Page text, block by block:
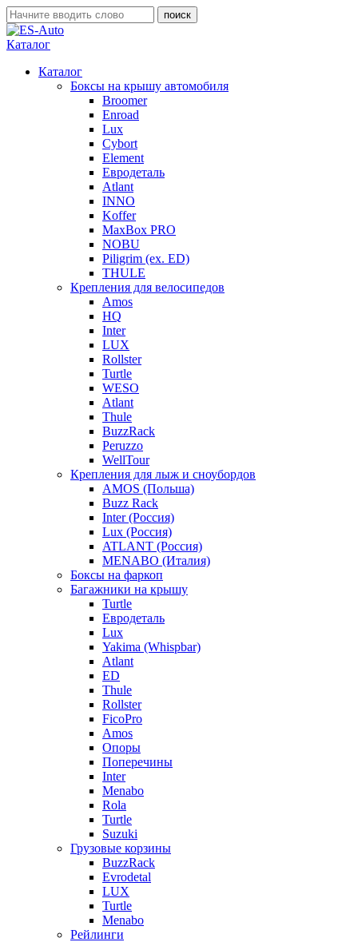
Каталог
Каталог
Боксы на крышу автомобиля
Broomer
Enroad
Lux
Cybort
Element
Евродеталь
Atlant
INNO
Koffer
MaxBox PRO
NOBU
Piligrim (ex. ED)
THULE
Крепления для велосипедов
Amos
HQ
Inter
LUX
Rollster
Turtle
WESO
Atlant
Thule
BuzzRack
Peruzzo
WellTour
Крепления для лыж и сноубордов
AMOS (Польша)
Buzz Rack
Inter (Россия)
Lux (Россия)
ATLANT (Россия)
MENABO (Италия)
Боксы на фаркоп
Багажники на крышу
Turtle
Евродеталь
Lux
Yakima (Whispbar)
Atlant
ED
Thule
Rollster
FicoPro
Amos
Опоры
Поперечины
Inter
Menabo
Rola
Turtle
Suzuki
Грузовые корзины
BuzzRack
Evrodetal
LUX
Turtle
Menabo
Рейлинги